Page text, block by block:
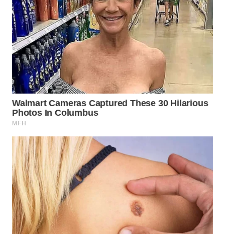
WN
SULUT
WN
MALUKU
WN
MALUT
WN
DAIRI
WN
DANAU
TOBA
WN
NIAS